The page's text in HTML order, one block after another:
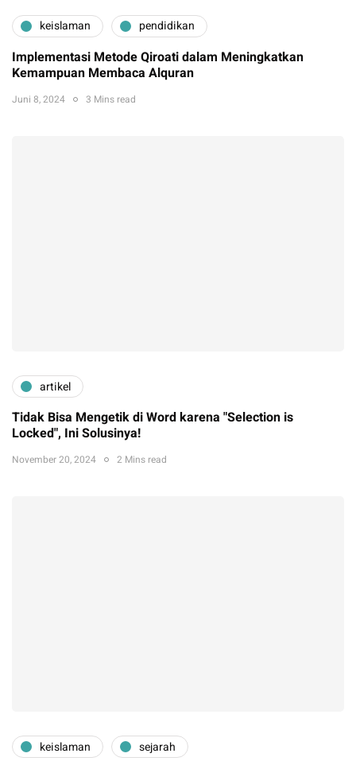
keislaman pendidikan
Implementasi Metode Qiroati dalam Meningkatkan
Kemampuan Membaca Alquran
Juni 8, 2024 3 Mins read
artikel
Tidak Bisa Mengetik di Word karena "Selection is
Locked", Ini Solusinya!
November 20, 2024 2 Mins read
keislaman sejarah